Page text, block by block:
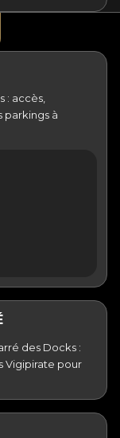
: accès,
parkings à
des Docks :
Vigipirate pour